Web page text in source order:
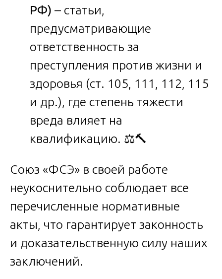
РФ) – статьи,
предусматривающие
ответственность за
преступления против жизни и
здоровья (ст. 105, 111, 112, 115
и др.), где степень тяжести
вреда влияет на
квалификацию. ⚖️🔨
Союз «ФСЭ» в своей работе
неукоснительно соблюдает все
перечисленные нормативные
акты, что гарантирует законность
и доказательственную силу наших
заключений.